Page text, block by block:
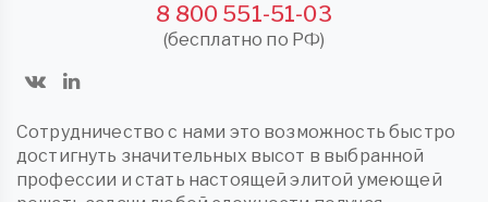
8 800 551-51-03
(бесплатно по РФ)
Сотрудничество с нами это возможность быстро
достигнуть значительных высот в выбранной
профессии и стать настоящей элитой умеющей